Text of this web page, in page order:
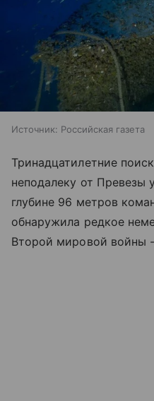
Источник: Российская газета
Тринадцатилетние
неподалеку от Превезы
глубине 96 метров
обнаружила редкое
Второй мировой войны